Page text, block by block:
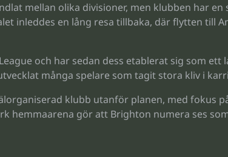
mellan olika divisioner, men klubben har
inleddes en lång resa tillbaka, där flytten till
och har sedan dess etablerat sig som
många spelare som tagit stora kliv i
klubb utanför planen, med fokus
gör att Brighton numera ses